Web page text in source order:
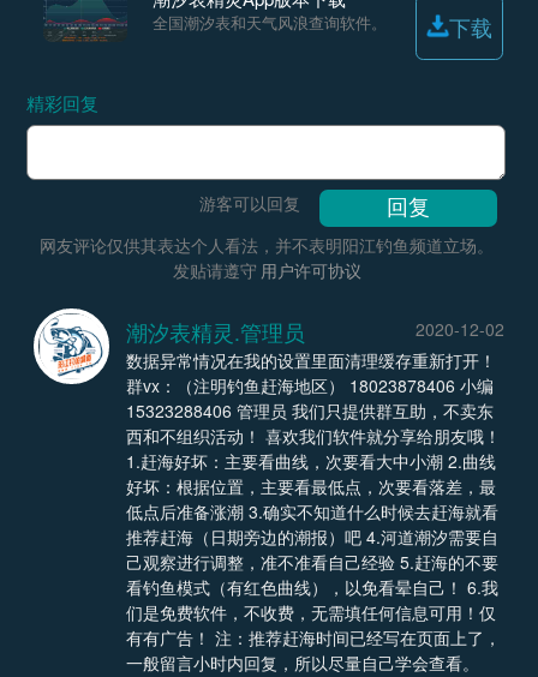
全国潮汐表和天气风浪查询软件。 下载
精彩回复
游客可以回复
网友评论仅供其表达个人看法，并不表明阳江钓鱼频道立场。
发贴请遵守 用户许可协议
潮汐表精灵.管理员
2020-12-02
数据异常情况在我的设置里面清理缓存重新打开！
群vx：（注明钓鱼赶海地区） 18023878406 小编
15323288406 管理员 我们只提供群互助，不卖东
西和不组织活动！ 喜欢我们软件就分享给朋友哦！
1.赶海好坏：主要看曲线，次要看大中小潮 2.曲线
好坏：根据位置，主要看最低点，次要看落差，最
低点后准备涨潮 3.确实不知道什么时候去赶海就看
推荐赶海（日期旁边的潮报）吧 4.河道潮汐需要自
己观察进行调整，准不准看自己经验 5.赶海的不要
看钓鱼模式（有红色曲线），以免看晕自己！ 6.我
们是免费软件，不收费，无需填任何信息可用！仅
有有广告！ 注：推荐赶海时间已经写在页面上了，
一般留言小时内回复，所以尽量自己学会查看。